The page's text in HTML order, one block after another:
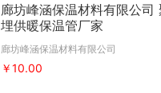
廊坊峰涵保温材料有限公司
埋供暖保温管厂家
廊坊峰涵保温材料有限公司
￥10.00